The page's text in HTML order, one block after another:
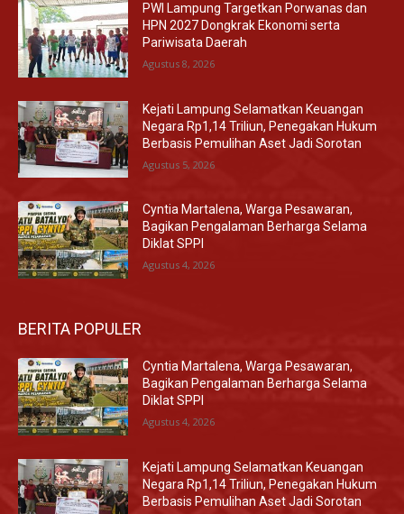
PWI Lampung Targetkan Porwanas dan
HPN 2027 Dongkrak Ekonomi serta
Pariwisata Daerah
Agustus 8, 2026
Kejati Lampung Selamatkan Keuangan
Negara Rp1,14 Triliun, Penegakan Hukum
Berbasis Pemulihan Aset Jadi Sorotan
Agustus 5, 2026
Cyntia Martalena, Warga Pesawaran,
Bagikan Pengalaman Berharga Selama
Diklat SPPI
Agustus 4, 2026
BERITA POPULER
Cyntia Martalena, Warga Pesawaran,
Bagikan Pengalaman Berharga Selama
Diklat SPPI
Agustus 4, 2026
Kejati Lampung Selamatkan Keuangan
Negara Rp1,14 Triliun, Penegakan Hukum
Berbasis Pemulihan Aset Jadi Sorotan